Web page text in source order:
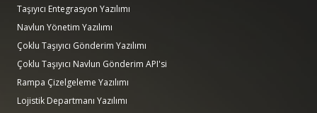
Taşıyıcı Entegrasyon Yazılımı
Navlun Yönetim Yazılımı
Çoklu Taşıyıcı Gönderim Yazılımı
Çoklu Taşıyıcı Navlun Gönderim API'si
Rampa Çizelgeleme Yazılımı
Lojistik Departmanı Yazılımı